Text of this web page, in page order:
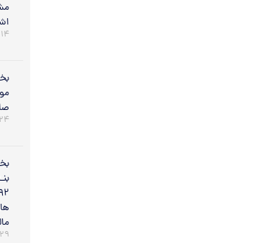
۱۴ تیر ۱۳۹۶
۲۴ مرداد ۱۳۹۴
۲۹ دی ۱۳۹۲